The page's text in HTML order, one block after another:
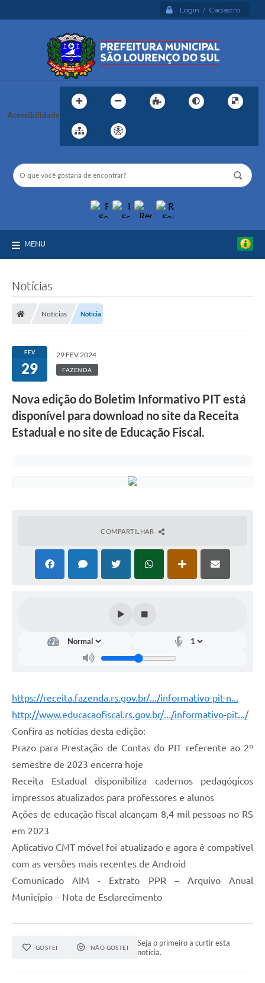
Login / Cadastro
Acessibilidade
MENU
Notícias
Notícias Notícia
FEV
29
29 FEV 2024
FAZENDA
Nova edição do Boletim Informativo PIT está
disponível para download no site da Receita
Estadual e no site de Educação Fiscal.
COMPARTILHAR
https://receita.fazenda.rs.gov.br/.../informativo-pit-n...
http://www.educacaofiscal.rs.gov.br/.../informativo-pit.../
Confira as notícias desta edição:
Prazo para Prestação de Contas do PIT referente ao 2º
semestre de 2023 encerra hoje
Receita Estadual disponibiliza cadernos pedagógicos
impressos atualizados para professores e alunos
Ações de educação fiscal alcançam 8,4 mil pessoas no RS
em 2023
Aplicativo CMT móvel foi atualizado e agora é compatível
com as versões mais recentes de Android
Comunicado AIM - Extrato PPR – Arquivo Anual
Município – Nota de Esclarecimento
GOSTEI NÃO GOSTEI
Seja o primeiro a curtir esta
notícia.